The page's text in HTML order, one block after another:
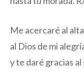
Me acercaré al
al Dios de mi
y te daré gracias al